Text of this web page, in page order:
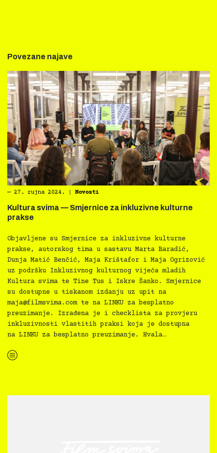
Povezane najave
― 27. rujna 2024. Novosti
Kultura svima — Smjernice za inkluzivne kulturne
prakse
Objavljene su Smjernice za inkluzivne kulturne
prakse, autorskog tima u sastavu Marta Baradić,
Dunja Matić Benčić, Maja Krištafor i Maja Ogrizović
uz podršku Inkluzivnog kulturnog vijeća mladih
Kultura svima te Tine Tus i Iskre Šanko. Smjernice
su dostupne u tiskanom izdanju uz upit na
maja@filmsvima.comte na LINKU za besplatno
preuzimanje. Izrađena je i checklista za provjeru
inkluzivnosti vlastitih praksi koja je dostupna
na LINKU za besplatno preuzimanje. Hvala…
“Kultura svima — Smjernice za inkluzivne kulturne prakse”